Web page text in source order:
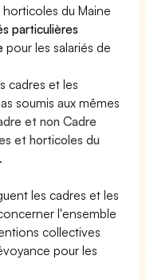
du Maine
particulières
pour les salariés de
cadres et les
soumis aux mêmes
et non Cadre
et horticoles du
les cadres et les
l'ensemble
collectives
pour les